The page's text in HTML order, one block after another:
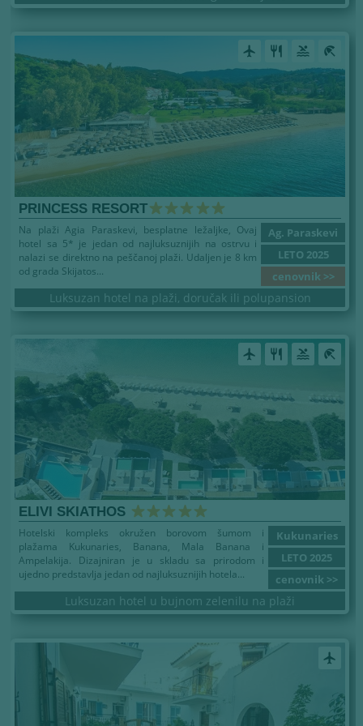
airplanemode_active restaurant pool beach_access
PRINCESS RESORT
Ag. Paraskevi
LETO 2025
cenovnik >>
Na plaži Agia Paraskevi, besplatne ležaljke, Ovaj
hotel sa 5* je jedan od najluksuznijih na ostrvu i
nalazi se direktno na peščanoj plaži. Udaljen je 8 km
od grada Skijatos...
Luksuzan hotel na plaži, doručak ili polupansion
airplanemode_active restaurant pool beach_access
ELIVI SKIATHOS
Kukunaries
LETO 2025
cenovnik >>
Hotelski kompleks okružen borovom šumom i
plažama Kukunaries, Banana, Mala Banana i
Ampelakija. Dizajniran je u skladu sa prirodom i
ujedno predstavlja jedan od najluksuznijih hotela...
Luksuzan hotel u bujnom zelenilu na plaži
airplanemode_active